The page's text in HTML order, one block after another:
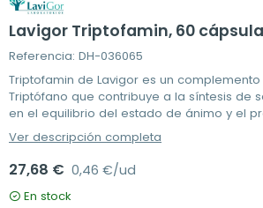
Lavigor Triptofamin, 60
Referencia: DH-036065
Triptofamin de Lavigor es un
Triptófano que contribuye a la síntesis de
en el equilibrio del estado de ánimo y el
Ver descripción completa
27,68 € 0,46 €/ud
En stock